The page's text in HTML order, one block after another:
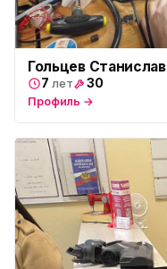
Гольцев Станислав
7 лет 30
Профиль →